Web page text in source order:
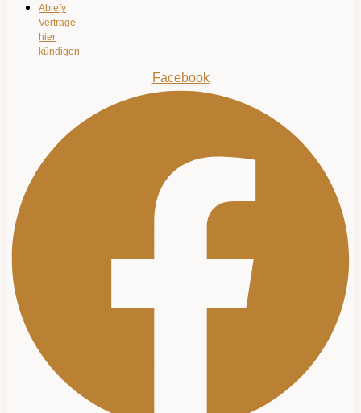
Ablefy
Verträge
hier
kündigen
Facebook